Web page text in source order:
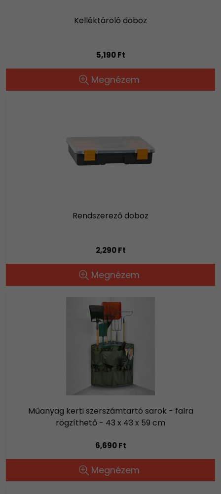
Kelléktároló doboz
5,190 Ft
Megnézem
Rendszerező doboz
2,290 Ft
Megnézem
Műanyag kerti szerszámtartó sarok - falra
rögzíthető - 43 x 43 x 59 cm
6,690 Ft
Megnézem